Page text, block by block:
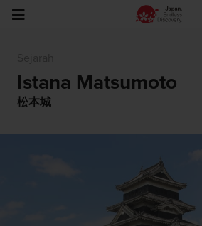
Istana Matsumoto
松本城